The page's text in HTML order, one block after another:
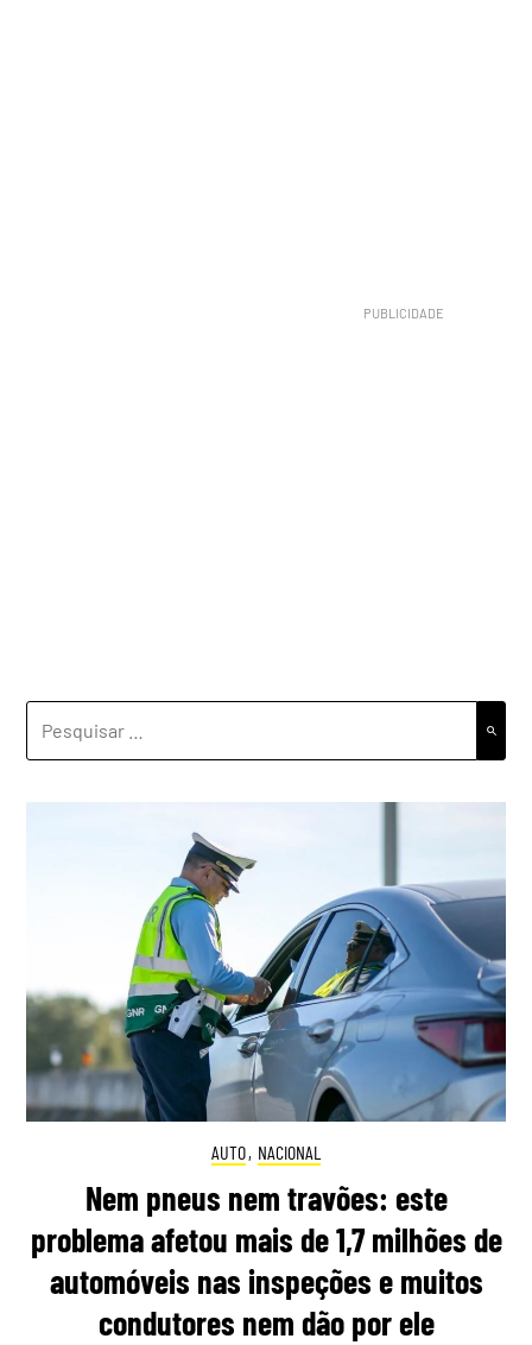
POR:
AUTO, NACIONAL
Nem pneus nem travões: este
problema afetou mais de 1,7 milhões de
automóveis nas inspeções e muitos
condutores nem dão por ele